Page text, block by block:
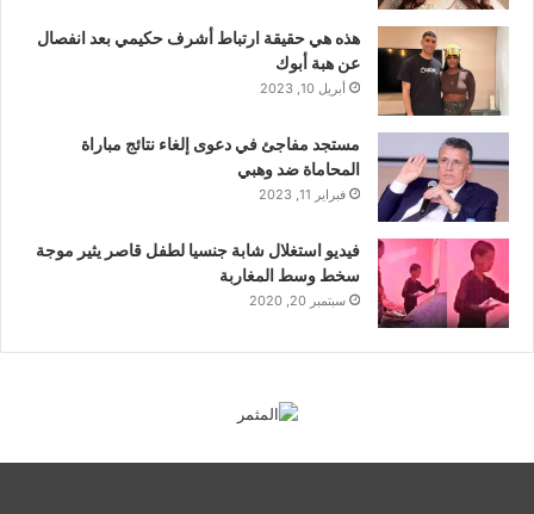
هذه هي حقيقة ارتباط أشرف حكيمي بعد انفصال
عن هبة أبوك
أبريل 10, 2023
مستجد مفاجئ في دعوى إلغاء نتائج مباراة
المحاماة ضد وهبي
فبراير 11, 2023
فيديو استغلال شابة جنسيا لطفل قاصر يثير موجة
سخط وسط المغاربة
سبتمبر 20, 2020